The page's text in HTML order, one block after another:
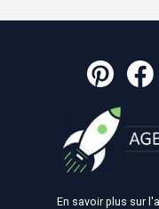
En savoir plus sur